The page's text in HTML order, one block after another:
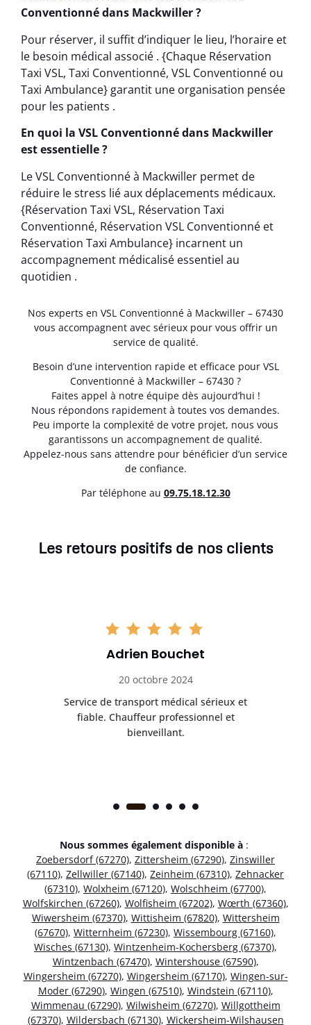
Conventionné dans Mackwiller ?
Pour réserver, il suffit d’indiquer le lieu, l’horaire et
le besoin médical associé . {Chaque Réservation
Taxi VSL, Taxi Conventionné, VSL Conventionné ou
Taxi Ambulance} garantit une organisation pensée
pour les patients .
En quoi la VSL Conventionné dans Mackwiller
est essentielle ?
Le VSL Conventionné à Mackwiller permet de
réduire le stress lié aux déplacements médicaux.
{Réservation Taxi VSL, Réservation Taxi
Conventionné, Réservation VSL Conventionné et
Réservation Taxi Ambulance} incarnent un
accompagnement médicalisé essentiel au
quotidien .
Nos experts en VSL Conventionné à Mackwiller – 67430
vous accompagnent avec sérieux pour vous offrir un
service de qualité.
Besoin d’une intervention rapide et efficace pour VSL
Conventionné à Mackwiller – 67430 ?
Faites appel à notre équipe dès aujourd’hui !
Nous répondons rapidement à toutes vos demandes.
Peu importe la complexité de votre projet, nous vous
garantissons un accompagnement de qualité.
Appelez-nous sans attendre pour bénéficier d’un service
de confiance.
Par téléphone au 09.75.18.12.30
Les retours positifs de nos clients
Adrien Bouchet
20 octobre 2024
Service de transport médical sérieux et
fiable. Chauffeur professionnel et
bienveillant.
Nous sommes également disponible à :
Zoebersdorf (67270), Zittersheim (67290), Zinswiller
(67110), Zellwiller (67140), Zeinheim (67310), Zehnacker
(67310), Wolxheim (67120), Wolschheim (67700),
Wolfskirchen (67260), Wolfisheim (67202), Wœrth (67360),
Wiwersheim (67370), Wittisheim (67820), Wittersheim
(67670), Witternheim (67230), Wissembourg (67160),
Wisches (67130), Wintzenheim-Kochersberg (67370),
Wintzenbach (67470), Wintershouse (67590),
Wingersheim (67270), Wingersheim (67170), Wingen-sur-
Moder (67290), Wingen (67510), Windstein (67110),
Wimmenau (67290), Wilwisheim (67270), Willgottheim
(67370), Wildersbach (67130), Wickersheim-Wilshausen